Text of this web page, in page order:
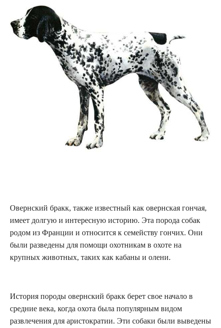
Овернский бракк, также известный как овернская гончая,
имеет долгую и интересную историю. Эта порода собак
родом из Франции и относится к семейству гончих. Они
были разведены для помощи охотникам в охоте на
крупных животных, таких как кабаны и олени.
История породы овернский бракк берет свое начало в
средние века, когда охота была популярным видом
развлечения для аристократии. Эти собаки были выведены